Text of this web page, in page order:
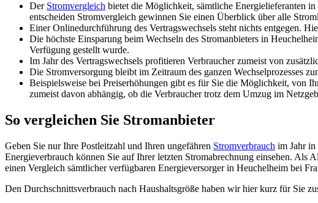
Der Stromvergleich bietet die Möglichkeit, sämtliche Energielieferanten
entscheiden Stromvergleich gewinnen Sie einen Überblick über alle
Einer Onlinedurchführung des Vertragswechsels steht nichts entgegen.
Die höchste Einsparung beim Wechseln des Stromanbieters in
Verfügung gestellt wurde.
Im Jahr des Vertragswechsels profitieren Verbraucher zumeist von
Die Stromversorgung bleibt im Zeitraum des ganzen Wechselprozesses
Beispielsweise bei Preiserhöhungen gibt es für Sie die Möglichkeit, von
zumeist davon abhängig, ob die Verbraucher trotz dem Umzug im
So vergleichen Sie Stromanbieter
Geben Sie nur Ihre Postleitzahl und Ihren ungefähren Stromverbrauch im Jahr in
Energieverbrauch können Sie auf Ihrer letzten Stromabrechnung einsehen. Als
einen Vergleich sämtlicher verfügbaren Energieversorger in Heuchelheim bei
Den Durchschnittsverbrauch nach Haushaltsgröße haben wir hier kurz für Sie